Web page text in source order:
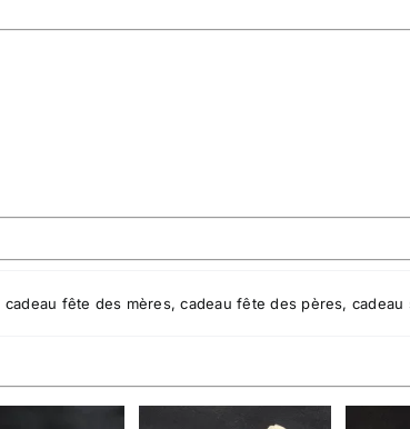
cadeau fête des mères,cadeau fête des pères, cadeau